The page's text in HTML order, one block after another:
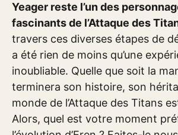
Yeager reste l’un des
fascinants de l’Attaque des
travers ces diverses étapes de
a été rien de moins qu’une
inoubliable. Quelle que soit la
terminera son histoire, son
monde de l’Attaque des Titans
Alors, quel est votre moment